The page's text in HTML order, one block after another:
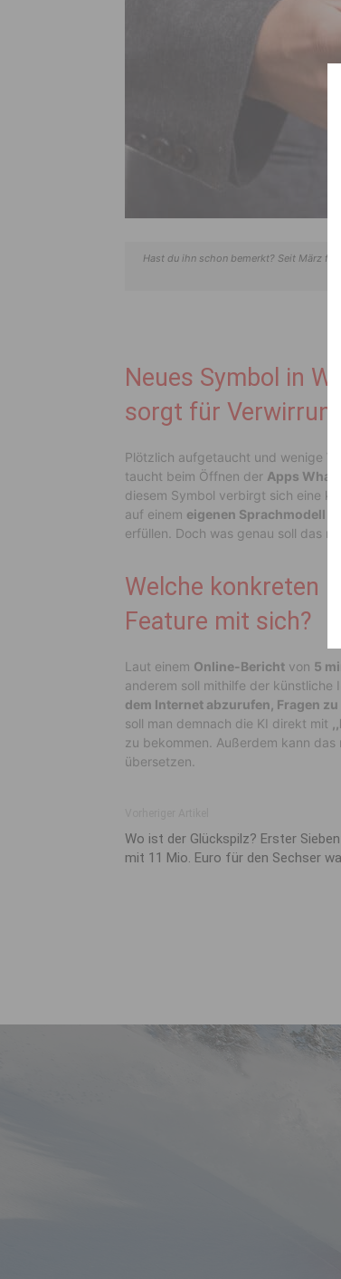
Hast du ihn schon bemerkt? Seit März
Neues Symbol in
sorgt für Verwirrung
Plötzlich aufgetaucht und wenige
taucht beim Öffnen der Apps
diesem Symbol verbirgt sich eine
auf einem eigenen Sprachmodell
erfüllen. Doch was genau soll das
Welche konkreten
Feature mit sich?
Laut einem Online-Bericht von 5
anderem soll mithilfe der künstliche
dem Internet abzurufen, Fragen
soll man demnach die KI direkt mit
zu bekommen. Außerdem kann
übersetzen.
Wo ist der Glückspilz? Erster
mit 11 Mio. Euro für den Sechser